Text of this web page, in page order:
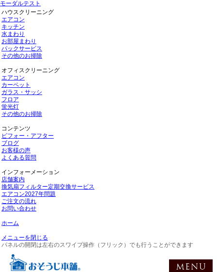
モーダルテスト
ハウスクリーニング
エアコン
キッチン
水まわり
お部屋まわり
パックサービス
その他のお掃除
オフィスクリーニング
エアコン
カーペット
ガラス・サッシ
フロア
蛍光灯
その他のお掃除
コンテンツ
ビフォー・アフター
ブログ
お客様の声
よくある質問
インフォーメーション
店舗案内
換気扇フィルター定期交換サービス
エアコン2027年問題
ご注文の流れ
お問い合わせ
ホーム
メニューを閉じる
パネルの開閉は左右のスワイプ操作（フリック）でも行うことができます